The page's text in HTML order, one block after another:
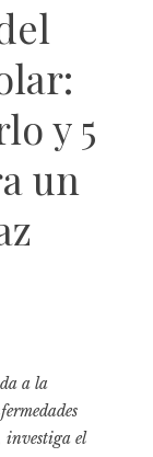
y 5
un
a la
investiga el